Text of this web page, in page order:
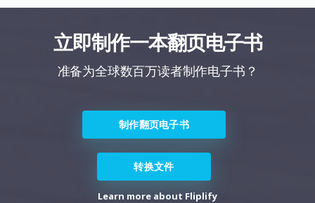
立即制作一本翻页电子书
准备为全球数百万读者制作电子书？
制作翻页电子书
转换文件
Learn more about Fliplify